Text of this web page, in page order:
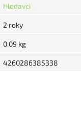
Hlodavci
2 roky
0.09 kg
4260286385338